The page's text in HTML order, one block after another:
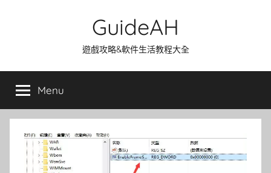
GuideAH
遊戲攻略&軟件生活教程大全
Menu